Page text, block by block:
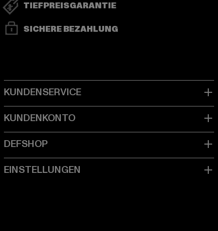
TIEFPREISGARANTIE
SICHERE BEZAHLUNG